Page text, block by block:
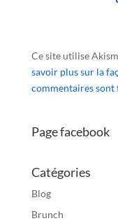
Ce site utilise
savoir plus sur la
commentaires sont
Page facebook
Catégories
Blog
Brunch